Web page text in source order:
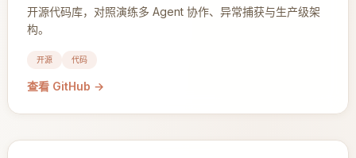
开源代码库，对照演练多 Agent 协作、异常捕获与生产级架
构。
开源 代码
查看 GitHub →